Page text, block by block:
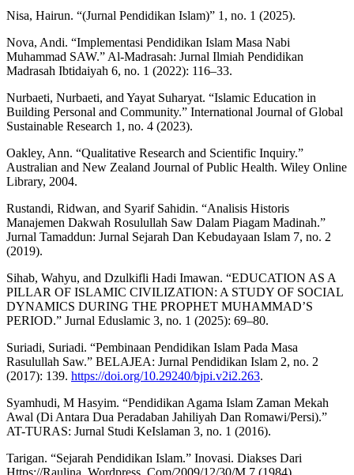
Nisa, Hairun. “(Jurnal Pendidikan Islam)” 1, no. 1 (2025).
Nova, Andi. “Implementasi Pendidikan Islam Masa Nabi
Muhammad SAW.” Al-Madrasah: Jurnal Ilmiah Pendidikan
Madrasah Ibtidaiyah 6, no. 1 (2022): 116–33.
Nurbaeti, Nurbaeti, and Yayat Suharyat. “Islamic Education in
Building Personal and Community.” International Journal of Global
Sustainable Research 1, no. 4 (2023).
Oakley, Ann. “Qualitative Research and Scientific Inquiry.”
Australian and New Zealand Journal of Public Health. Wiley Online
Library, 2004.
Rustandi, Ridwan, and Syarif Sahidin. “Analisis Historis
Manajemen Dakwah Rosulullah Saw Dalam Piagam Madinah.”
Jurnal Tamaddun: Jurnal Sejarah Dan Kebudayaan Islam 7, no. 2
(2019).
Sihab, Wahyu, and Dzulkifli Hadi Imawan. “EDUCATION AS A
PILLAR OF ISLAMIC CIVILIZATION: A STUDY OF SOCIAL
DYNAMICS DURING THE PROPHET MUHAMMAD’S
PERIOD.” Jurnal Eduslamic 3, no. 1 (2025): 69–80.
Suriadi, Suriadi. “Pembinaan Pendidikan Islam Pada Masa
Rasulullah Saw.” BELAJEA: Jurnal Pendidikan Islam 2, no. 2
(2017): 139. https://doi.org/10.29240/bjpi.v2i2.263.
Syamhudi, M Hasyim. “Pendidikan Agama Islam Zaman Mekah
Awal (Di Antara Dua Peradaban Jahiliyah Dan Romawi/Persi).”
AT-TURAS: Jurnal Studi KeIslaman 3, no. 1 (2016).
Tarigan. “Sejarah Pendidikan Islam.” Inovasi. Diakses Dari